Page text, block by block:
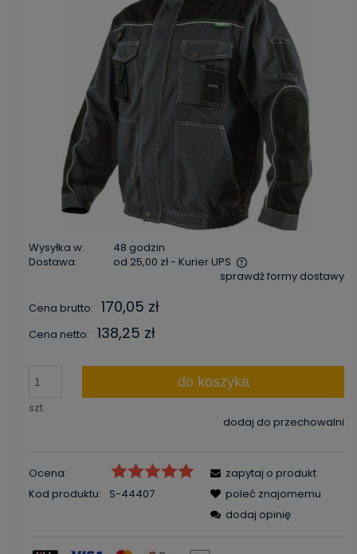
Wysyłka w:
48 godzin
Dostawa:
od 25,00 zł- Kurier UPS
Cena nie zawiera ewentualnych kosztów płatności
sprawdź formy dostawy
Cena brutto: 170,05 zł
Cena netto: 138,25 zł
szt.
do koszyka
dodaj do przechowalni
Ocena:
Kod produktu:
S-44407
zapytaj o produkt
poleć znajomemu
dodaj opinię